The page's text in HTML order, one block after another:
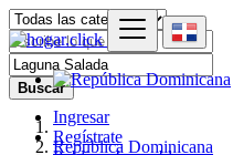
Ingresar
Regístrate
Buscar
República Dominicana